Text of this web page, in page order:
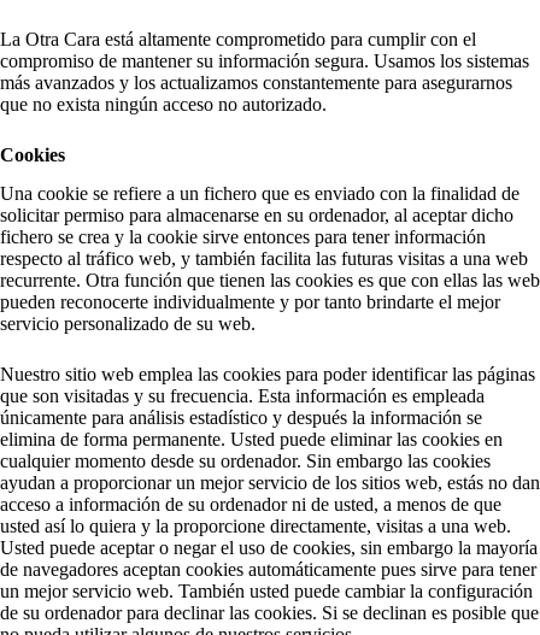
La Otra Cara está altamente comprometido para cumplir con el
compromiso de mantener su información segura. Usamos los sistemas
más avanzados y los actualizamos constantemente para asegurarnos
que no exista ningún acceso no autorizado.
Cookies
Una cookie se refiere a un fichero que es enviado con la finalidad de
solicitar permiso para almacenarse en su ordenador, al aceptar dicho
fichero se crea y la cookie sirve entonces para tener información
respecto al tráfico web, y también facilita las futuras visitas a una web
recurrente. Otra función que tienen las cookies es que con ellas las web
pueden reconocerte individualmente y por tanto brindarte el mejor
servicio personalizado de su web.
Nuestro sitio web emplea las cookies para poder identificar las páginas
que son visitadas y su frecuencia. Esta información es empleada
únicamente para análisis estadístico y después la información se
elimina de forma permanente. Usted puede eliminar las cookies en
cualquier momento desde su ordenador. Sin embargo las cookies
ayudan a proporcionar un mejor servicio de los sitios web, estás no dan
acceso a información de su ordenador ni de usted, a menos de que
usted así lo quiera y la proporcione directamente, visitas a una web.
Usted puede aceptar o negar el uso de cookies, sin embargo la mayoría
de navegadores aceptan cookies automáticamente pues sirve para tener
un mejor servicio web. También usted puede cambiar la configuración
de su ordenador para declinar las cookies. Si se declinan es posible que